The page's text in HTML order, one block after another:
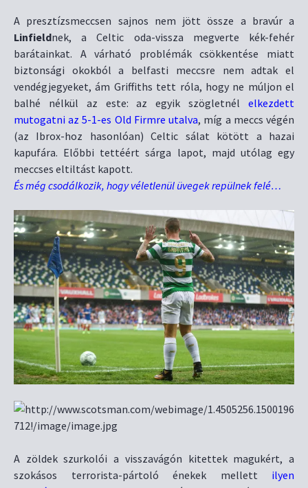
A presztízsmeccsen sajnos nem jött össze a bravúr a
Linfieldnek, a Celtic oda-vissza megverte kék-fehér
barátainkat. A várható problémák csökkentése miatt
biztonsági okokból a belfasti meccsre nem adtak el
vendégjegyeket, ám Griffiths tett róla, hogy ne múljon el
balhé nélkül az este: az egyik szögletnél elkezdett
mutogatni az 5-1-es Old Firmre utalva, míg a meccs végén
(az Ibrox-hoz hasonlóan) Celtic sálat kötött a hazai
kapufára. Előbbi tettéért sárga lapot, majd utólag egy
meccses eltiltást kapott.
És még csodálkozik, hogy véletlenül üvegek repülnek felé…
A zöldek szurkolói a visszavágón kitettek magukért, a
szokásos terrorista-pártoló énekek mellett ilyen